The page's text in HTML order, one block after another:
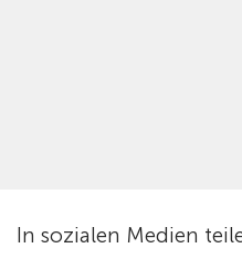
In sozialen Medien